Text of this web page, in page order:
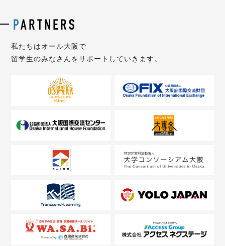
私たちはオール大阪で
留学生のみなさんをサポートしていきます。